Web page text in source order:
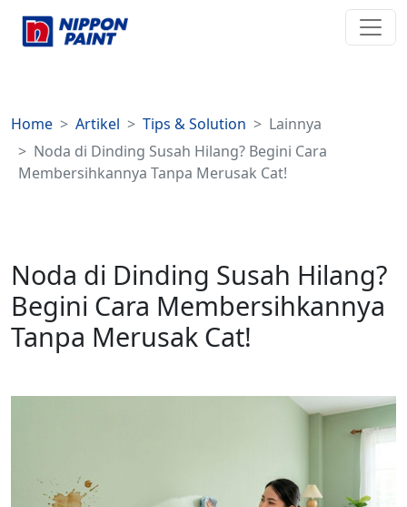
Home Artikel Tips & Solution
Lainnya
Noda di Dinding Susah Hilang? Begini Cara
Membersihkannya Tanpa Merusak Cat!
Noda di Dinding Susah Hilang?
Begini Cara Membersihkannya
Tanpa Merusak Cat!